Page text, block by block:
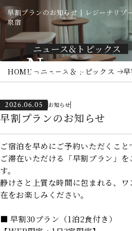
早割プランのお知らせ | レジーナリゾ
泉宿
ニュース&トピックス
News
HOME ニュース＆トピックス
2026.06.05 お知らせ
早割プランのお知らせ
ご宿泊を早めにご予約いただくこ
ご滞在いただける「早割プラン」
す。
静けさと上質な時間に包まれる、
在をお楽しみください。
■ 早割30プラン（1泊2食付き）